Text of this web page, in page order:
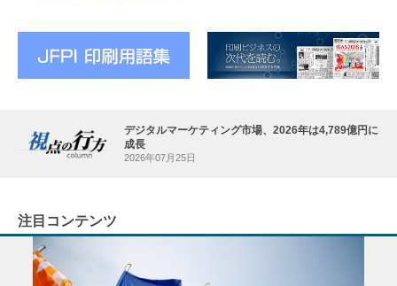
デジタルマーケティング市場、2026年は4,789億円に
成長
2026年07月25日
注目コンテンツ